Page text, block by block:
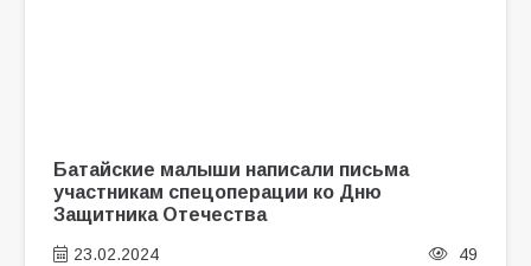
Батайские малыши написали письма
участникам спецоперации ко Дню
Защитника Отечества
23.02.2024 49